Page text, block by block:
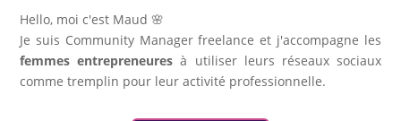
Hello, moi c'est Maud 🌸
Je suis Community Manager freelance et j'accompagne les
femmes entrepreneures à utiliser leurs réseaux sociaux
comme tremplin pour leur activité professionnelle.